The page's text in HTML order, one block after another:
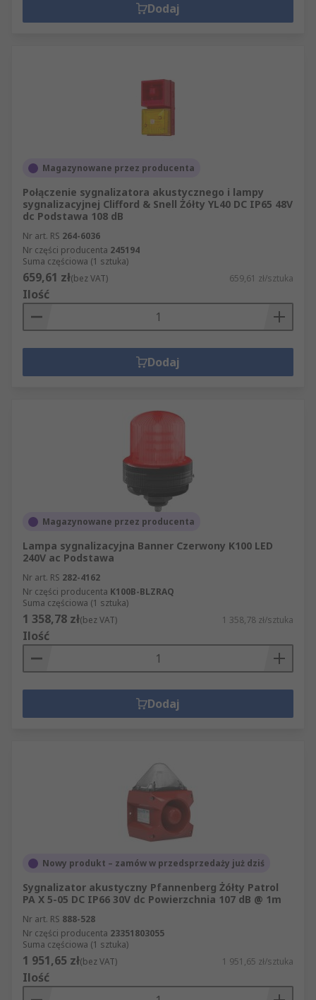
Dodaj
Magazynowane przez producenta
Połączenie sygnalizatora akustycznego i lampy
sygnalizacyjnej Clifford & Snell Żółty YL40 DC IP65 48V
dc Podstawa 108 dB
Nr art. RS 264-6036
Nr części producenta 245194
Suma częściowa (1 sztuka)
659,61 zł(bez VAT) 659,61 zł/sztuka
Ilość
Dodaj
Magazynowane przez producenta
Lampa sygnalizacyjna Banner Czerwony K100 LED
240V ac Podstawa
Nr art. RS 282-4162
Nr części producenta K100B-BLZRAQ
Suma częściowa (1 sztuka)
1 358,78 zł(bez VAT) 1 358,78 zł/sztuka
Ilość
Dodaj
Nowy produkt – zamów w przedsprzedaży już dziś
Sygnalizator akustyczny Pfannenberg Żółty Patrol
PA X 5-05 DC IP66 30V dc Powierzchnia 107 dB @ 1m
Nr art. RS 888-528
Nr części producenta 23351803055
Suma częściowa (1 sztuka)
1 951,65 zł(bez VAT) 1 951,65 zł/sztuka
Ilość